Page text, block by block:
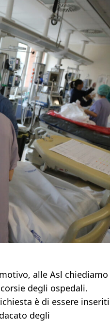
alle Asl chiediamo
degli ospedali.
è di essere inseriti
degli